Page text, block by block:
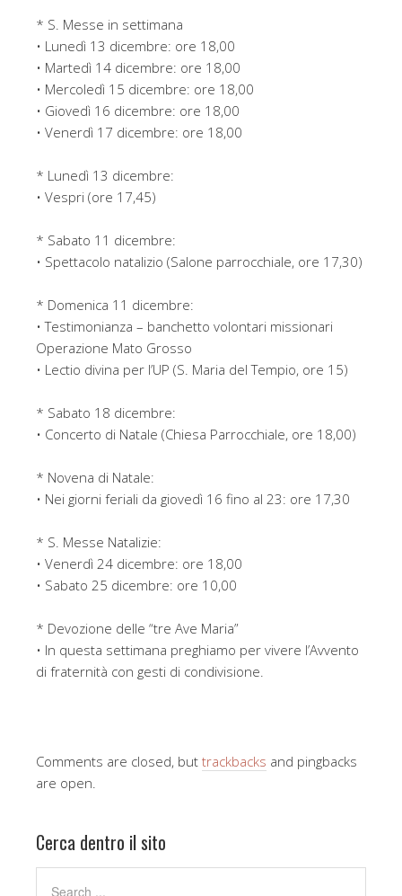
* S. Messe in settimana
• Lunedì 13 dicembre: ore 18,00
• Martedì 14 dicembre: ore 18,00
• Mercoledì 15 dicembre: ore 18,00
• Giovedì 16 dicembre: ore 18,00
• Venerdì 17 dicembre: ore 18,00
* Lunedì 13 dicembre:
• Vespri (ore 17,45)
* Sabato 11 dicembre:
• Spettacolo natalizio (Salone parrocchiale, ore 17,30)
* Domenica 11 dicembre:
• Testimonianza – banchetto volontari missionari
Operazione Mato Grosso
• Lectio divina per l’UP (S. Maria del Tempio, ore 15)
* Sabato 18 dicembre:
• Concerto di Natale (Chiesa Parrocchiale, ore 18,00)
* Novena di Natale:
• Nei giorni feriali da giovedì 16 fino al 23: ore 17,30
* S. Messe Natalizie:
• Venerdì 24 dicembre: ore 18,00
• Sabato 25 dicembre: ore 10,00
* Devozione delle “tre Ave Maria”
• In questa settimana preghiamo per vivere l’Avvento
di fraternità con gesti di condivisione.
Comments are closed, but trackbacks and pingbacks
are open.
Cerca dentro il sito